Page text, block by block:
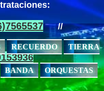
//
RECUERDO TIERRA
BANDA ORQUESTAS